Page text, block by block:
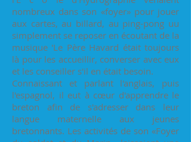
nombreux dans son «foyer» pour jouer
aux cartes, au billard, au ping-pong uu
simplement se reposer en écoutant de la
musique 'Le Père Havard était toujours
là pour les accueillir, converser avec eux
et les conseiller s'il en était besoin.
Connaissant et parlant l'anglais, puis
l'espagnol, il eut à cœur d'apprendre le
breton afin de s'adresser dans leur
langue maternelle aux jeunes
bretonnants. Les activités de son «Foyer